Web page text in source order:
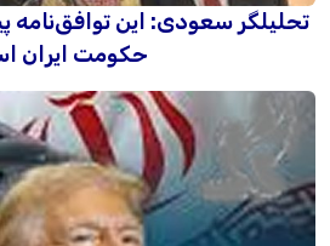
تحلیلگر سعودی: این توافق‌نامه
حکومت ایران